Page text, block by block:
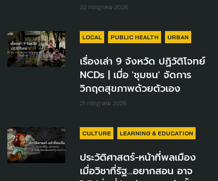
22 กรกฎาคม 2026
LOCAL PUBLIC HEALTH URBAN
เรื่องเล่า 9 จังหวัด ปฏิวัติโจทย์
NCDs | เมื่อ 'ชุมชน' จัดการ
วิกฤตสุขภาพด้วยตัวเอง
21 กรกฎาคม 2026
CULTURE LEARNING & EDUCATION
ประวัติศาสตร์-หน้าที่พลเมือง
เมื่อวิชาที่รัฐ…อยากสอน อาจ